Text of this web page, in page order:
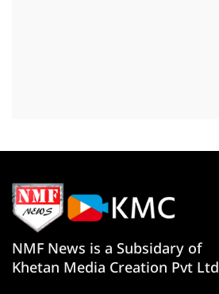
NMF News is a Subsidary of
Khetan Media Creation Pvt Ltd